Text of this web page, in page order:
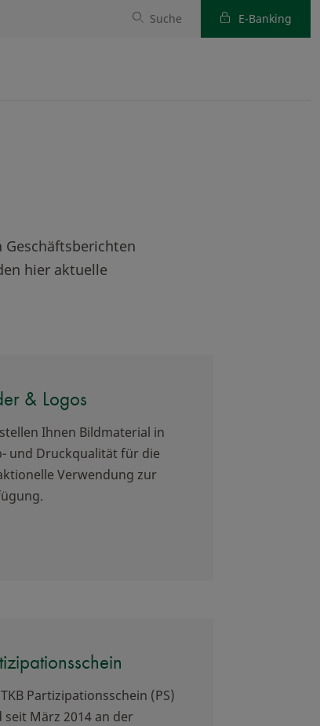
Suche E-Banking
hier aktuelle
& Logos
Ihnen Bildmaterial in
und Druckqualität für die
Verwendung zur
Partizipationsschein (PS)
seit März 2014 an der